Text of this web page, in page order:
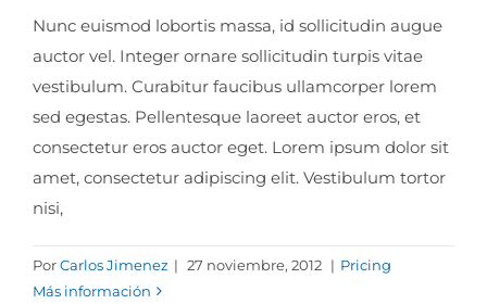
Nunc euismod lobortis massa, id sollicitudin augue
auctor vel. Integer ornare sollicitudin turpis vitae
vestibulum. Curabitur faucibus ullamcorper lorem
sed egestas. Pellentesque laoreet auctor eros, et
consectetur eros auctor eget. Lorem ipsum dolor sit
amet, consectetur adipiscing elit. Vestibulum tortor
nisi,
PorCarlos Jimenez | 27 noviembre, 2012 | Pricing
Más información